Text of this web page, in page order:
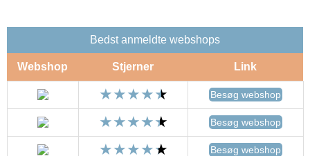
Bedst anmeldte webshops
Webshop Stjerner Link
Besøg webshop
Besøg webshop
Besøg webshop